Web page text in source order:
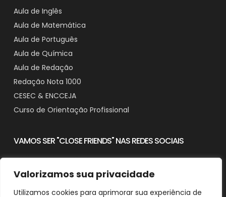
Valorizamos sua privacidade
Utilizamos cookies para aprimorar sua experiência de
Aula de Inglês
Aula de Matemática
Aula de Português
Aula de Química
Aula de Redação
Redação Nota 1000
CESEC & ENCCEJA
Curso de Orientação Profissional
VAMOS SER "CLOSE FRIENDS" NAS REDES SOCIAIS